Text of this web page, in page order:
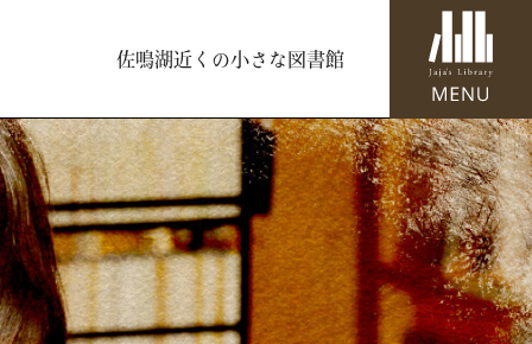
佐鳴湖近くの小さな図書館